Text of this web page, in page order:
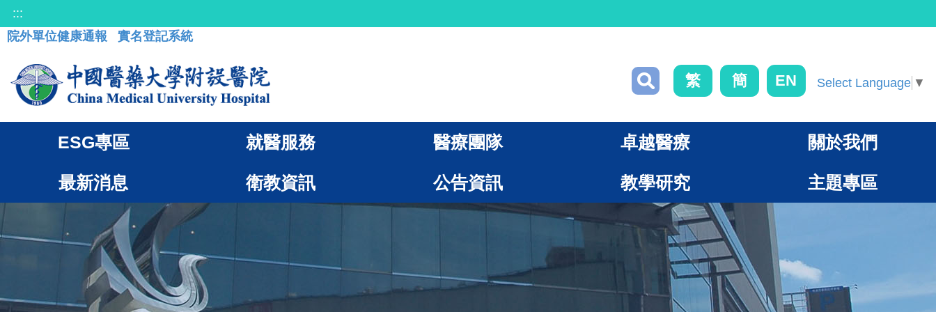
:::
院外單位健康通報
實名登記系統
繁 簡 EN Select Language ▼
ESG專區 就醫服務 醫療團隊 卓越醫療 關於我們
最新消息 衛教資訊 公告資訊 教學研究 主題專區